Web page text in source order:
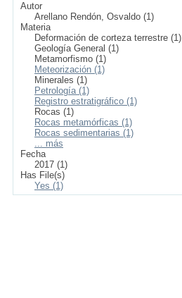
Autor
Arellano Rendón, Osvaldo (1)
Materia
Deformación de corteza terrestre (1)
Geología General (1)
Metamorfismo (1)
Meteorización (1)
Minerales (1)
Petrología (1)
Registro estratigráfico (1)
Rocas (1)
Rocas metamórficas (1)
Rocas sedimentarias (1)
... más
Fecha
2017 (1)
Has File(s)
Yes (1)